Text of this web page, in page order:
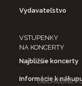
Vydavateľstvo
VSTUPENKY
NA KONCERTY
Najbližšie koncerty
Informácie k
OBCHODNÉ